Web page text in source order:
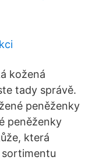
kožená
tady správě.
peněženky
peněženky
která